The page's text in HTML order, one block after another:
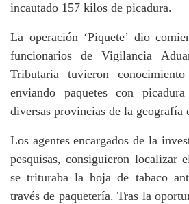
incautado 157 kilos de picadura.
La operación ‘Piquete’ dio
funcionarios de Vigilancia
Tributaria tuvieron
enviando paquetes con
diversas provincias de la geografía
Los agentes encargados de la
pesquisas, consiguieron localizar
se trituraba la hoja de tabaco
través de paquetería. Tras la